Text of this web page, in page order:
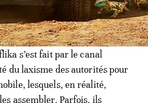
du montage automobile au
s’est fait par le canal
du laxisme des autorités pour
lesquels, en réalité,
assembler. Parfois, ils